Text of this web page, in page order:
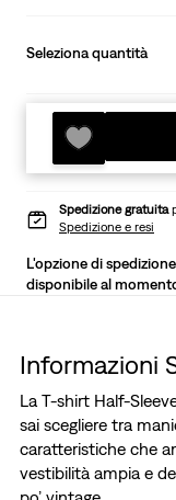
Seleziona quantità
Spedizione gratuita
Spedizione e resi
L'opzione di
disponibile al
Informazioni
La T-shirt Half-
sai scegliere tra
caratteristiche che
vestibilità ampia e